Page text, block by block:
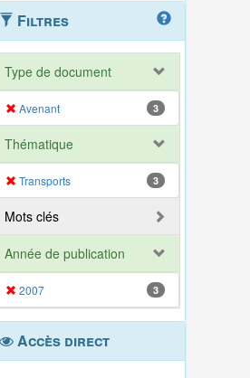
Filtres
Type de document
Avenant 3
Thématique
Transports 3
Mots clés
Année de publication
2007 3
Accès direct